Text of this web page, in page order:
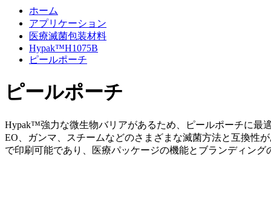
ホーム
アプリケーション
医療滅菌包装材料
Hypak™H1075B
ピールポーチ
ピールポーチ
Hypak™強力な微生物バリアがあるため、ピールポーチに最
EO、ガンマ、スチームなどのさまざまな滅菌方法と互換性
で印刷可能であり、医療パッケージの機能とブランディング